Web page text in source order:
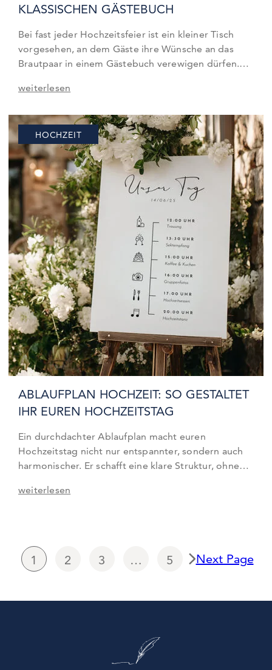
KLASSISCHEN GÄSTEBUCH
Bei fast jeder Hochzeitsfeier ist ein kleiner Tisch
vorgesehen, an dem Gäste ihre Wünsche an das
Brautpaar in einem Gästebuch verewigen dürfen.
Wünschen, fröhlichen Fotos und lustigen Sprüchen
Hochzeitstag zu schaffen. Bei Kartenliebe findet ihr
viele, tolle Designvorlagen für euer
Hochzeitsgästebuch. Wir möchten euch…
weiterlesen
ABLAUFPLAN HOCHZEIT: SO GESTALTET
IHR EUREN HOCHZEITSTAG
Ein durchdachter Ablaufplan macht euren
Hochzeitstag nicht nur entspannter, sondern auch
harmonischer. Er schafft eine klare Struktur, ohne
dass ihr, eure Gäste und eure Dienstleister zu jedem
weiterlesen
HOCHZEIT
1 2 3 … 5 Next Page